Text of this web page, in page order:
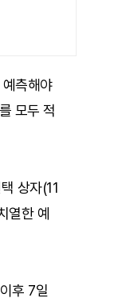
측해야
모두 적
상자(11
열한 예
후 7일